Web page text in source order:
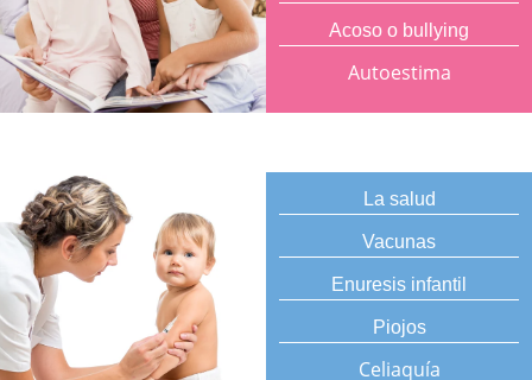
Acoso o bullying
Autoestima
La salud
Vacunas
Enuresis infantil
Piojos
Celiaquía